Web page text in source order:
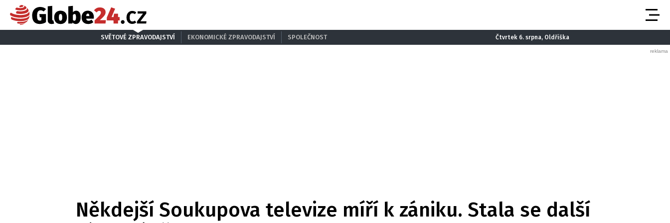
SVĚTOVÉ ZPRAVODAJSTVÍ EKONOMICKÉ ZPRAVODAJSTVÍ SPOLEČNOST Čtvrtek 6. srpna, Oldřiška
Někdejší Soukupova televize míří k zániku. Stala se další